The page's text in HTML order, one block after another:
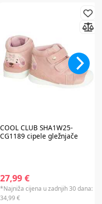
COOL CLUB SHA1W25-
CG1189 cipele gležnjače
27,99 €
*Najniža cijena u zadnjih 30 dana:
34,99 €
SE
AKIDS HR d.o.o. može
na vašu e-mail adresu te
u roku od 24 sata od prijave.
se ne zbrajaju.Promo kod za